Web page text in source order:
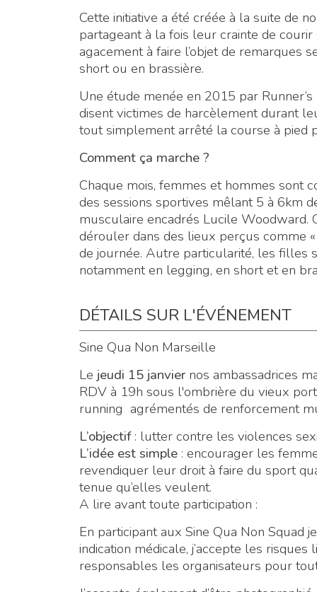
Cette initiative a été créée à la suite de
partageant à la fois leur crainte de
agacement à faire l’objet de remarques
short ou en brassière.
Une étude menée en 2015 par
disent victimes de harcèlement durant
tout simplement arrêté la course à pied
Comment ça marche ?
Chaque mois, femmes et hommes sont
des sessions sportives mêlant 5 à 6km
musculaire encadrés Lucile Woodward.
dérouler dans des lieux perçus comme
de journée. Autre particularité, les filles
notamment en legging, en short et en
DÉTAILS SUR L'ÉVÉNEMENT
Sine Qua Non Marseille
Le jeudi 15 janvier nos ambassadrices
RDV à 19h sous l'ombrière du vieux
running agrémentés de renforcement
L’objectif: lutter contre les violences
L’idée est simple : encourager les
revendiquer leur droit à faire du sport
tenue qu’elles veulent.
A lire avant toute participation :
En participant aux Sine Qua Non Squad
indication médicale, j’accepte les risques
responsables les organisateurs pour